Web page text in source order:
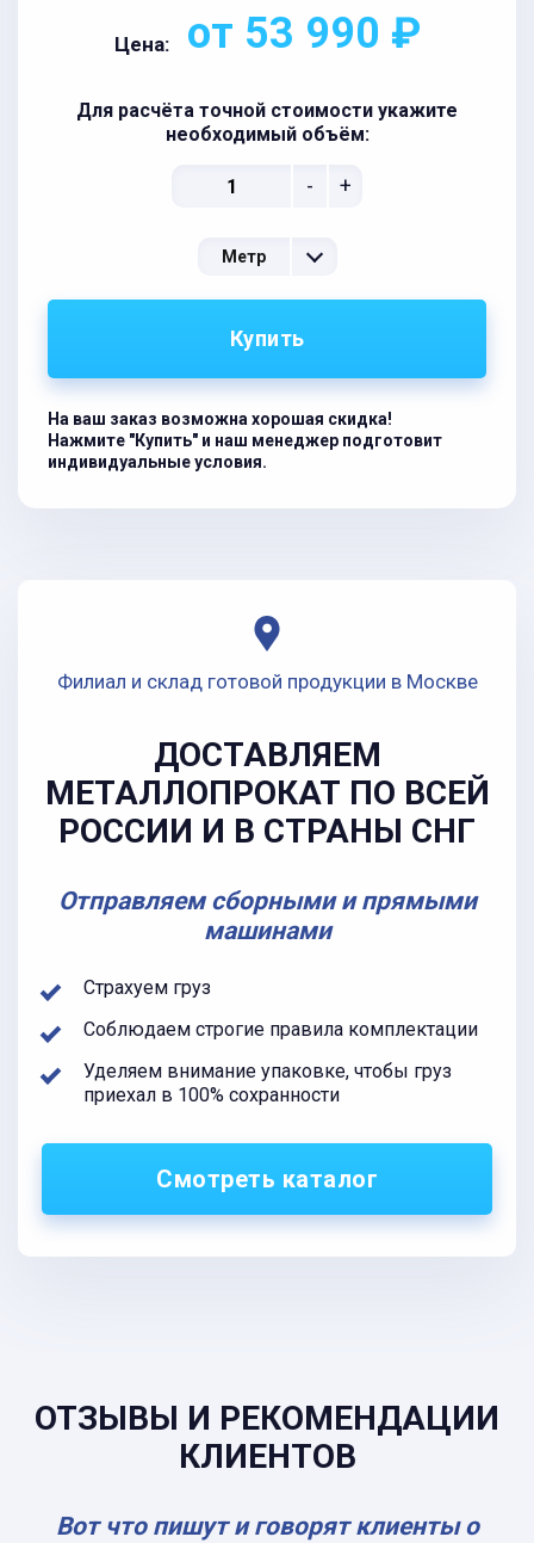
Цена: от 53 990 ₽
Для расчёта точной стоимости укажите
необходимый объём:
- +
Метр
Купить
На ваш заказ возможна хорошая скидка!
Нажмите "Купить" и наш менеджер подготовит
индивидуальные условия.
Филиал и склад готовой продукции в Москве
ДОСТАВЛЯЕМ
МЕТАЛЛОПРОКАТ ПО ВСЕЙ
РОССИИ И В СТРАНЫ СНГ
Отправляем сборными и прямыми
машинами
Страхуем груз
Соблюдаем строгие правила комплектации
Уделяем внимание упаковке, чтобы груз
приехал в 100% сохранности
Смотреть каталог
ОТЗЫВЫ И РЕКОМЕНДАЦИИ
КЛИЕНТОВ
Вот что пишут и говорят клиенты о